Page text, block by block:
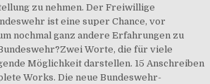
zu nehmen. Der Freiwillige
ist eine super Chance, vor
nochmal ganz andere Erfahrungen zu
Worte, die für viele
Möglichkeit darstellen. 15 Anschreiben
Works. Die neue Bundeswehr-